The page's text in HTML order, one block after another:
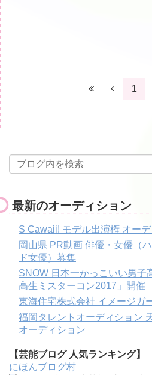
1
最新のオーディション
S Cawaii! モデル出演権 オー
岡山県 PR動画 俳優・女優（
ド女優）募集
SNOW 日本一かっこいい男子
高生ミスターコン2017」開催
東海住宅株式会社 イメージガ
福岡タレントオーディション
オーディション
【芸能ブログ 人気ランキング】
にほんブログ村